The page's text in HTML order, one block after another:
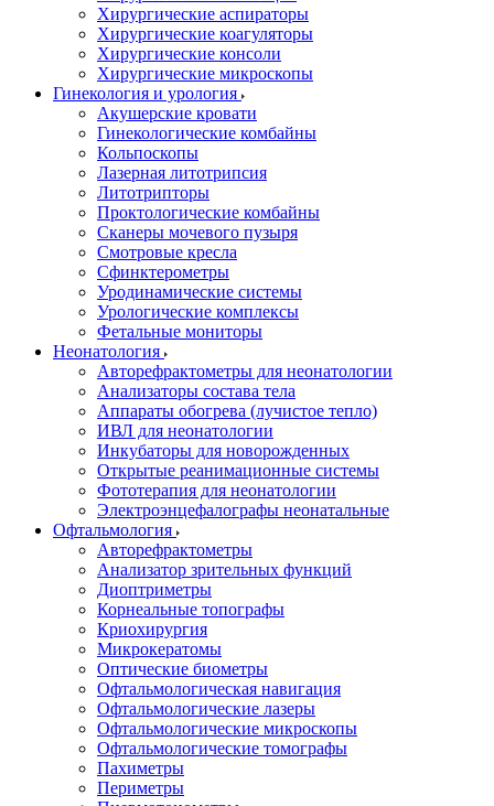
Хирургические аспираторы
Хирургические коагуляторы
Хирургические консоли
Хирургические микроскопы
Гинекология и урология
Акушерские кровати
Гинекологические комбайны
Кольпоскопы
Лазерная литотрипсия
Литотрипторы
Проктологические комбайны
Сканеры мочевого пузыря
Смотровые кресла
Сфинктерометры
Уродинамические системы
Урологические комплексы
Фетальные мониторы
Неонатология
Авторефрактометры для неонатологии
Анализаторы состава тела
Аппараты обогрева (лучистое тепло)
ИВЛ для неонатологии
Инкубаторы для новорожденных
Открытые реанимационные системы
Фототерапия для неонатологии
Электроэнцефалографы неонатальные
Офтальмология
Авторефрактометры
Анализатор зрительных функций
Диоптриметры
Корнеальные топографы
Криохирургия
Микрокератомы
Оптические биометры
Офтальмологическая навигация
Офтальмологические лазеры
Офтальмологические микроскопы
Офтальмологические томографы
Пахиметры
Периметры